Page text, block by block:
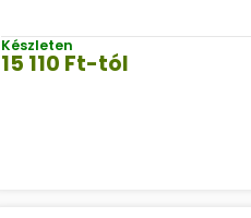
Készleten
15 110 Ft-tól